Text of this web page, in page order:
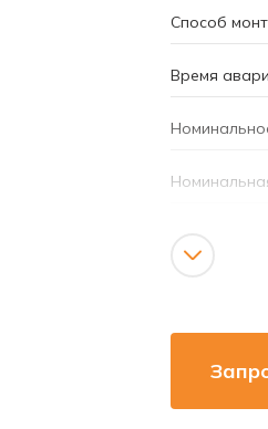
Способ
Время
Световой